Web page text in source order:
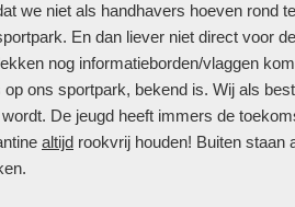
we niet als handhavers hoeven rond
En dan liever niet direct voor
nog informatieborden/vlaggen
ons sportpark, bekend is. Wij als
De jeugd heeft immers de
altijd rookvrij houden! Buiten staan